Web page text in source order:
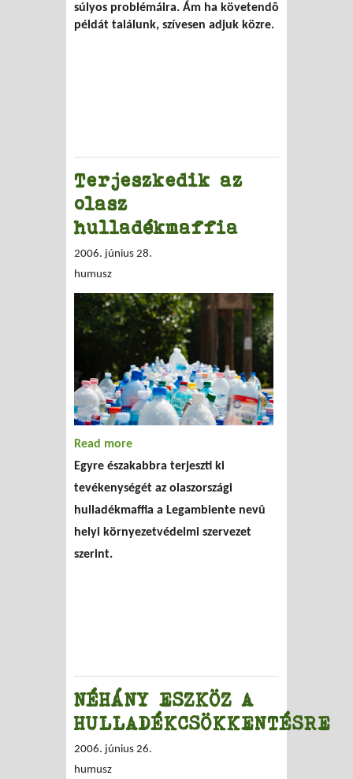
súlyos problémáira. Ám ha követendõ
példát találunk, szívesen adjuk közre.
Terjeszkedik az
olasz
hulladékmaffia
2006. június 28.
humusz
Read more
hulladékmaffia
Egyre északabbra terjeszti ki
tevékenységét az olaszországi
hulladékmaffia a Legambiente nevû
helyi környezetvédelmi szervezet
szerint.
NÉHÁNY ESZKÖZ A
HULLADÉKCSÖKKENTÉSRE
2006. június 26.
humusz